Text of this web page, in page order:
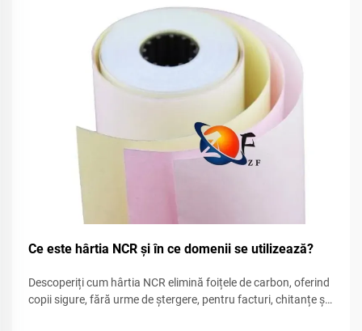
Ce este hârtia NCR și în ce domenii se utilizează?
Descoperiți cum hârtia NCR elimină foițele de carbon, oferind
copii sigure, fără urme de ștergere, pentru facturi, chitanțe și